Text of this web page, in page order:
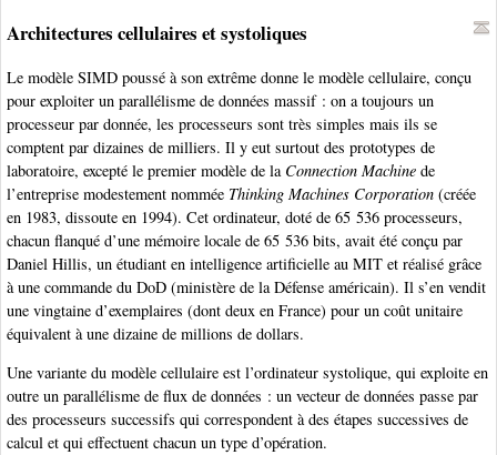
Architectures cellulaires et systoliques
Le modèle SIMD poussé à son extrême donne le modèle cellulaire, conçu
pour exploiter un parallélisme de données massif : on a toujours un
processeur par donnée, les processeurs sont très simples mais ils se
comptent par dizaines de milliers. Il y eut surtout des prototypes de
laboratoire, excepté le premier modèle de la Connection Machine de
l’entreprise modestement nommée Thinking Machines Corporation (créée
en 1983, dissoute en 1994). Cet ordinateur, doté de 65 536 processeurs,
chacun flanqué d’une mémoire locale de 65 536 bits, avait été conçu par
Daniel Hillis, un étudiant en intelligence artificielle au MIT et réalisé grâce
à une commande du DoD (ministère de la Défense américain). Il s’en vendit
une vingtaine d’exemplaires (dont deux en France) pour un coût unitaire
équivalent à une dizaine de millions de dollars.
Une variante du modèle cellulaire est l’ordinateur systolique, qui exploite en
outre un parallélisme de flux de données : un vecteur de données passe par
des processeurs successifs qui correspondent à des étapes successives de
calcul et qui effectuent chacun un type d’opération.